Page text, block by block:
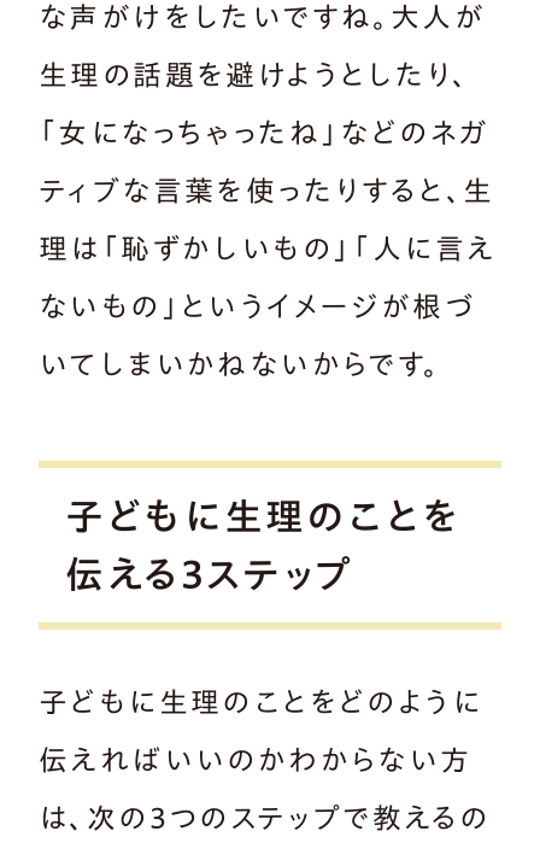
な声がけをしたいですね。大人が
生理の話題を避けようとしたり、
「女になっちゃったね」などのネガ
ティブな言葉を使ったりすると、生
理は「恥ずかしいもの」「人に言え
ないもの」というイメージが根づ
いてしまいかねないからです。
子どもに生理のことを
伝える3ステップ
子どもに生理のことをどのように
伝えればいいのかわからない方
は、次の3つのステップで教えるの